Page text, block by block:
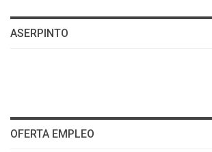
ASERPINTO
OFERTA EMPLEO